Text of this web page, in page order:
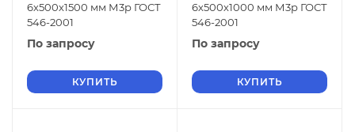
6х500х1500 мм М3р ГОСТ
546-2001
По запросу
КУПИТЬ
6х500х1000 мм М3р ГОСТ
546-2001
По запросу
КУПИТЬ